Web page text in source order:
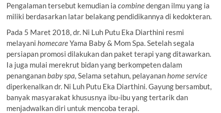
Pengalaman tersebut kemudian iacombinedengan ilmu yang ia
miliki berdasarkan latar belakang pendidikannya di kedokteran.
Pada 5 Maret 2018, dr. Ni Luh Putu Eka Diarthini resmi
melayanihomecareYama Baby & Mom Spa. Setelah segala
persiapan promosi dilakukan dan paket terapi yang ditawarkan.
Ia juga mulai merekrut bidan yang berkompeten dalam
penangananbaby spa, Selama setahun, pelayananhome service
diperkenalkan dr. Ni Luh Putu Eka Diarthini. Gayung bersambut,
banyak masyarakat khususnya ibu-ibu yang tertarik dan
menjadwalkan diri untuk mencoba terapi.